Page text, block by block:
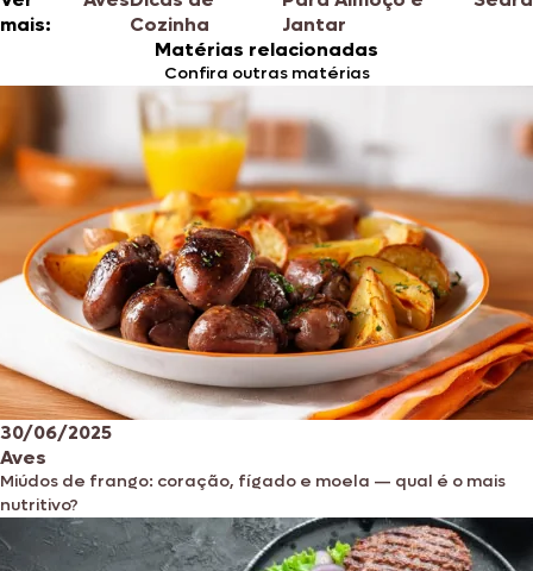
mais:
Cozinha
Jantar
Matérias relacionadas
Confira outras matérias
30/06/2025
Aves
Miúdos de frango: coração, fígado e moela — qual é o mais
nutritivo?